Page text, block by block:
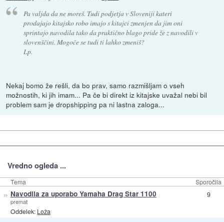
Pa valjda da ne moreš. Tudi podjetja v Sloveniji kateri
prodajajo kitajsko robo imajo s kitajci zmenjen da jim oni
sprintajo navodila tako da praktično blago pride že z navodili v
slovenščini. Mogoče se tudi ti lahko zmeniš?
Lp.
Nekaj bomo že rešli, da bo prav, samo razmišljam o vseh
možnostih, ki jih imam... Pa če bi direkt iz kitajske uvažal nebi bil
problem sam je dropshipping pa ni lastna zaloga...
Vredno ogleda ...
Tema Sporočila
» Navodila za uporabo Yamaha Drag Star 1100
premat
Oddelek: Loža
9